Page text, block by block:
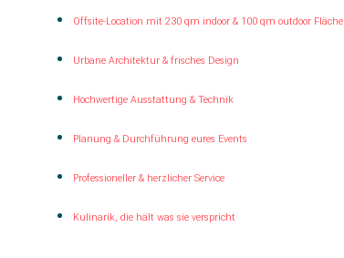
Offsite-Location mit 230 qm indoor & 100 qm outdoor Fläche
Urbane Architektur & frisches Design
Hochwertige Ausstattung & Technik
Planung & Durchführung eures Events
Professioneller & herzlicher Service
Kulinarik, die hält was sie verspricht